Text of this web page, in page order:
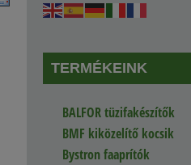
TERMÉKEINK
BALFOR tüzifakészítők
BMF kiközelítő kocsik
Bystron faaprítók